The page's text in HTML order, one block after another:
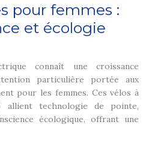
pour femmes :
et écologie
connaît une croissance
particulière portée aux
pour les femmes. Ces vélos à
allient technologie de pointe,
écologique, offrant une